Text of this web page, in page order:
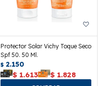
Protector Solar Vichy Toque Seco
Spf 50. 50 Ml.
$ 2.150
$ 1.613 $ 1.828